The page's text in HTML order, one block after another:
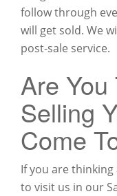
follow through
will get sold. We
post-sale service.
Are
Selling
Come
If you are
to visit us in our